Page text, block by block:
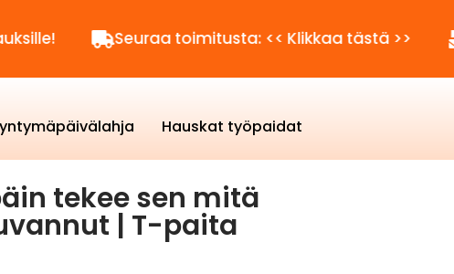
Seuraa toimitusta: << Klikkaa tästä >>
Hauskat työpaidat
tekee sen mitä
| T-paita